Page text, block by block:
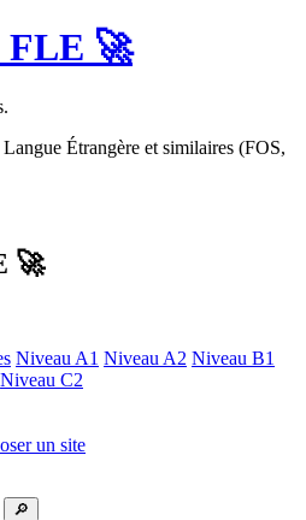
FLE 🚀
Étrangère et similaires (FOS,
🚀
Niveau A1 Niveau A2 Niveau B1
Niveau C2
un site
🔎